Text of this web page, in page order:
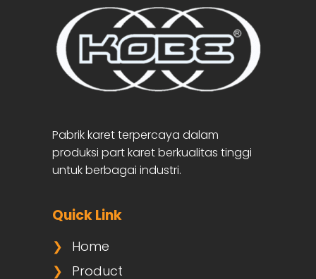
Pabrik karet terpercaya dalam
produksi part karet berkualitas tinggi
untuk berbagai industri.
Quick Link
❯
Home
❯
Product